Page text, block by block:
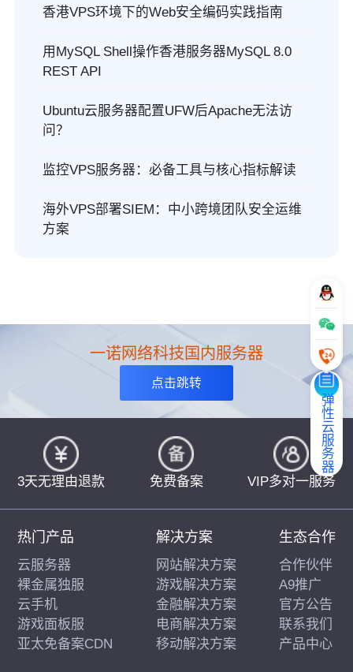
香港VPS环境下的Web安全编码实践指南
用MySQL Shell操作香港服务器MySQL 8.0
REST API
Ubuntu云服务器配置UFW后Apache无法访
问？
监控VPS服务器：必备工具与核心指标解读
海外VPS部署SIEM：中小跨境团队安全运维
方案
弹性云服务器
一诺网络科技国内服务器
点击跳转
3天无理由退款 免费备案 VIP多对一服务
热门产品
云服务器
裸金属独服
云手机
游戏面板服
亚太免备案CDN
解决方案
网站解决方案
游戏解决方案
金融解决方案
电商解决方案
移动解决方案
生态合作
合作伙伴
A9推广
官方公告
联系我们
产品中心